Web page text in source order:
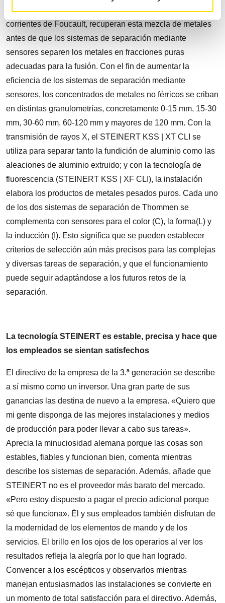
metales no férricos, también llamados separadores por
corrientes de Foucault, recuperan esta mezcla de metales
antes de que los sistemas de separación mediante
sensores separen los metales en fracciones puras
adecuadas para la fusión. Con el fin de aumentar la
eficiencia de los sistemas de separación mediante
sensores, los concentrados de metales no férricos se criban
en distintas granulometrías, concretamente 0-15 mm, 15-30
mm, 30-60 mm, 60-120 mm y mayores de 120 mm. Con la
transmisión de rayos X, el STEINERT KSS | XT CLI se
utiliza para separar tanto la fundición de aluminio como las
aleaciones de aluminio extruido; y con la tecnología de
fluorescencia (STEINERT KSS | XF CLI), la instalación
elabora los productos de metales pesados puros. Cada uno
de los dos sistemas de separación de Thommen se
complementa con sensores para el color (C), la forma(L) y
la inducción (I). Esto significa que se pueden establecer
criterios de selección aún más precisos para las complejas
y diversas tareas de separación, y que el funcionamiento
puede seguir adaptándose a los futuros retos de la
separación.
La tecnología STEINERT es estable, precisa y hace que
los empleados se sientan satisfechos
El directivo de la empresa de la 3.ª generación se describe
a sí mismo como un inversor. Una gran parte de sus
ganancias las destina de nuevo a la empresa. «Quiero que
mi gente disponga de las mejores instalaciones y medios
de producción para poder llevar a cabo sus tareas».
Aprecia la minuciosidad alemana porque las cosas son
estables, fiables y funcionan bien, comenta mientras
describe los sistemas de separación. Además, añade que
STEINERT no es el proveedor más barato del mercado.
«Pero estoy dispuesto a pagar el precio adicional porque
sé que funciona». Él y sus empleados también disfrutan de
la modernidad de los elementos de mando y de los
servicios. El brillo en los ojos de los operarios al ver los
resultados refleja la alegría por lo que han logrado.
Convencer a los escépticos y observarlos mientras
manejan entusiasmados las instalaciones se convierte en
un momento de total satisfacción para el directivo. Además,